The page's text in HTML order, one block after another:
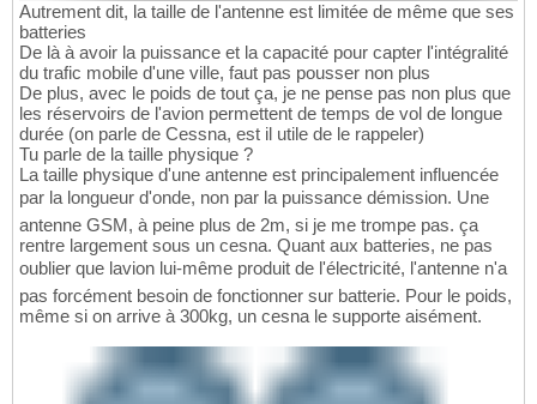
Autrement dit, la taille de l'antenne est limitée de même que ses
batteries
De là à avoir la puissance et la capacité pour capter l'intégralité
du trafic mobile d'une ville, faut pas pousser non plus
De plus, avec le poids de tout ça, je ne pense pas non plus que
les réservoirs de l'avion permettent de temps de vol de longue
durée (on parle de Cessna, est il utile de le rappeler)
Tu parle de la taille physique ?
La taille physique d'une antenne est principalement influencée
par la longueur d'onde, non par la puissance démission. Une
antenne GSM, à peine plus de 2m, si je me trompe pas. ça
rentre largement sous un cesna. Quant aux batteries, ne pas
oublier que lavion lui-même produit de l'électricité, l'antenne n'a
pas forcément besoin de fonctionner sur batterie. Pour le poids,
même si on arrive à 300kg, un cesna le supporte aisément.